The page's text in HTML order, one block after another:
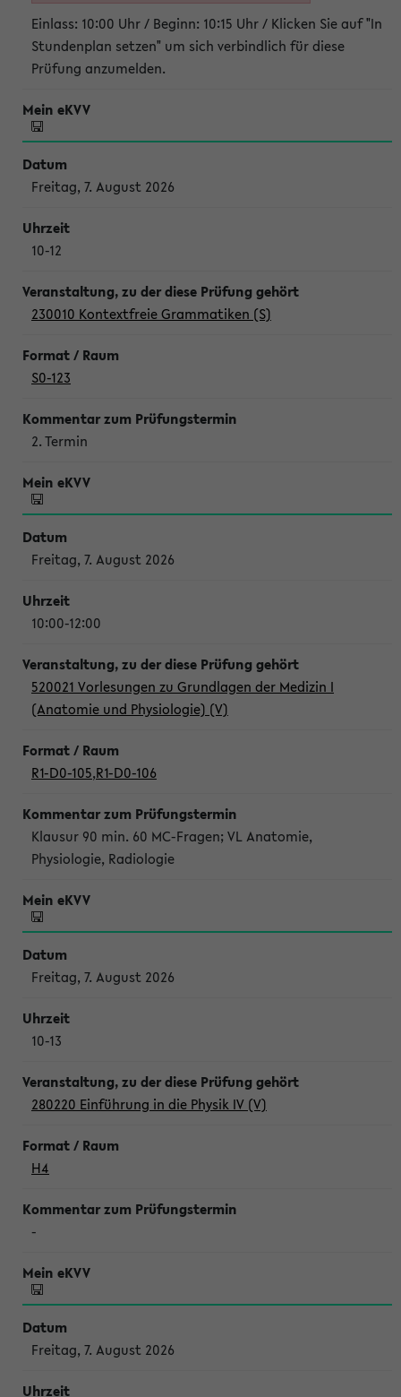
Einlass: 10:00 Uhr / Beginn: 10:15 Uhr / Klicken Sie auf "In
Stundenplan setzen" um sich verbindlich für diese
Prüfung anzumelden.
Freitag, 7. August 2026
10-12
230010 Kontextfreie Grammatiken (S)
S0-123
2. Termin
Freitag, 7. August 2026
10:00-12:00
520021 Vorlesungen zu Grundlagen der Medizin I
(Anatomie und Physiologie) (V)
R1-D0-105,R1-D0-106
Klausur 90 min. 60 MC-Fragen; VL Anatomie,
Physiologie, Radiologie
Freitag, 7. August 2026
10-13
280220 Einführung in die Physik IV (V)
H4
-
Freitag, 7. August 2026